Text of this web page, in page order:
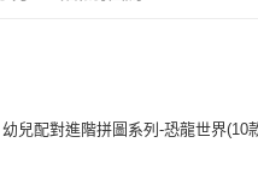
兒配對進階拼圖系列-恐龍世界(10